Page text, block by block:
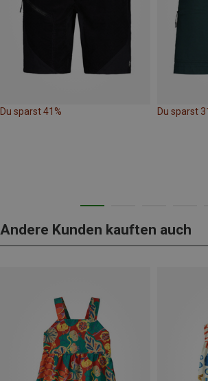
Du sparst 41% Du sparst
Andere Kunden kauften auch